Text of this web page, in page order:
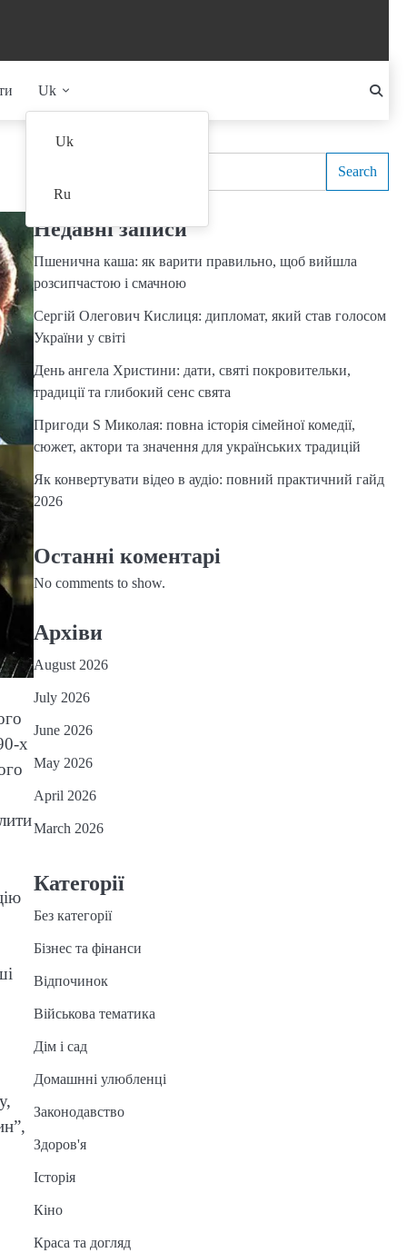
Uk
Uk
Ru
х
Search
Недавні записи
Пшенична каша: як варити правильно, щоб вийшла
розсипчастою і смачною
Сергій Олегович Кислиця: дипломат, який став голосом
України у світі
День ангела Христини: дати, святі покровительки,
традиції та глибокий сенс свята
Пригоди S Миколая: повна історія сімейної комедії,
сюжет, актори та значення для українських традицій
Як конвертувати відео в аудіо: повний практичний гайд
2026
Останні коментарі
No comments to show.
Архіви
August 2026
July 2026
June 2026
May 2026
April 2026
March 2026
Категорії
Без категорії
Бізнес та фінанси
Відпочинок
Військова тематика
Дім і сад
Домашнні улюбленці
Законодавство
Здоров'я
Історія
Кіно
Краса та догляд